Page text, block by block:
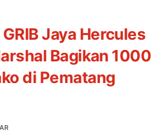
Jaya Hercules Rosario de Marshal
Jaya Hercules
Bagikan 1000
di Pematang